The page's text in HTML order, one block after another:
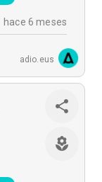
hace 6 meses
adio.eus